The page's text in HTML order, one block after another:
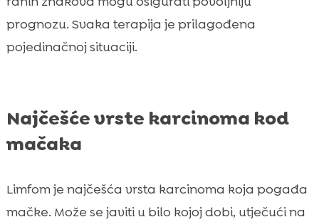
prognozu. Svaka terapija je prilagođena
pojedinačnoj situaciji.
Najčešće vrste karcinoma kod
mačaka
Limfom je najčešća vrsta karcinoma koja pogađa
mačke. Može se javiti u bilo kojoj dobi, utječući na